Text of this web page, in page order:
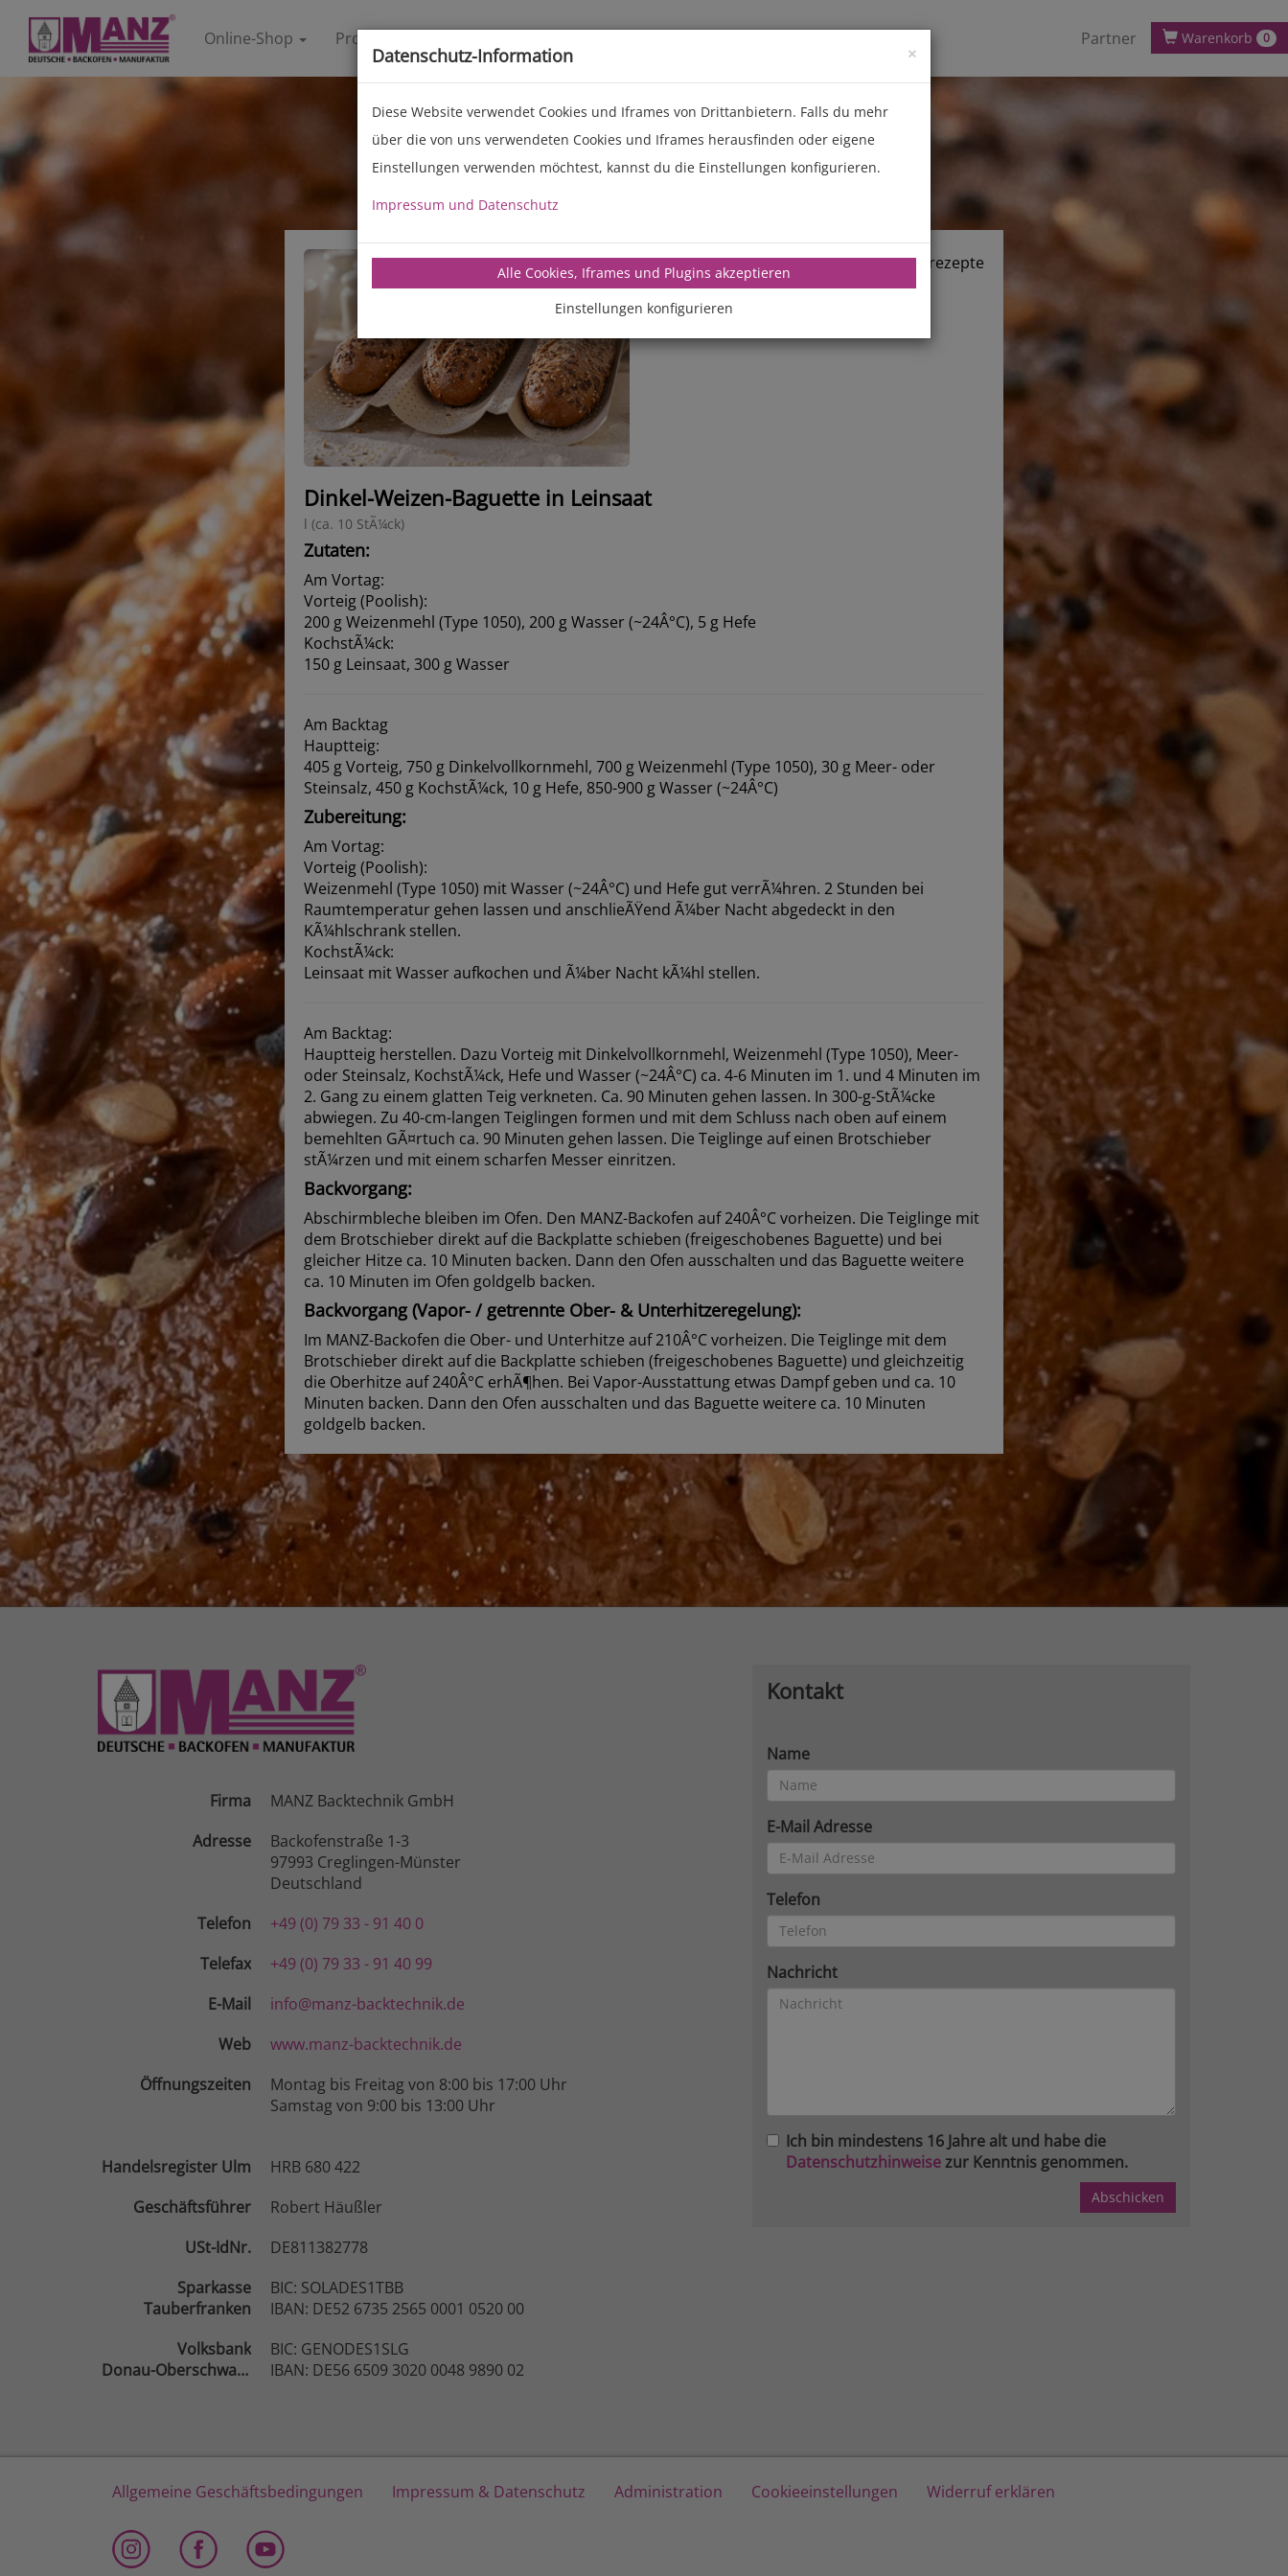
Online-Shop Produkte Partner Warenkorb 0
manz-backtechnik.de/rezepte
Dinkel-Weizen-Baguette in Leinsaat
l (ca. 10 StÃ¼ck)
Zutaten:
Am Vortag:
Vorteig (Poolish):
200 g Weizenmehl (Type 1050), 200 g Wasser (~24Â°C), 5 g Hefe
KochstÃ¼ck:
150 g Leinsaat, 300 g Wasser
Am Backtag
Hauptteig:
405 g Vorteig, 750 g Dinkelvollkornmehl, 700 g Weizenmehl (Type 1050), 30 g Meer- oder
Steinsalz, 450 g KochstÃ¼ck, 10 g Hefe, 850-900 g Wasser (~24Â°C)
Zubereitung:
Am Vortag:
Vorteig (Poolish):
Weizenmehl (Type 1050) mit Wasser (~24Â°C) und Hefe gut verrÃ¼hren. 2 Stunden bei
Raumtemperatur gehen lassen und anschlieÃŸend Ã¼ber Nacht abgedeckt in den
KÃ¼hlschrank stellen.
KochstÃ¼ck:
Leinsaat mit Wasser aufkochen und Ã¼ber Nacht kÃ¼hl stellen.
Am Backtag:
Hauptteig herstellen. Dazu Vorteig mit Dinkelvollkornmehl, Weizenmehl (Type 1050), Meer-
oder Steinsalz, KochstÃ¼ck, Hefe und Wasser (~24Â°C) ca. 4-6 Minuten im 1. und 4 Minuten im
2. Gang zu einem glatten Teig verkneten. Ca. 90 Minuten gehen lassen. In 300-g-StÃ¼cke
abwiegen. Zu 40-cm-langen Teiglingen formen und mit dem Schluss nach oben auf einem
bemehlten GÃ¤rtuch ca. 90 Minuten gehen lassen. Die Teiglinge auf einen Brotschieber
stÃ¼rzen und mit einem scharfen Messer einritzen.
Backvorgang:
Abschirmbleche bleiben im Ofen. Den MANZ-Backofen auf 240Â°C vorheizen. Die Teiglinge mit
dem Brotschieber direkt auf die Backplatte schieben (freigeschobenes Baguette) und bei
gleicher Hitze ca. 10 Minuten backen. Dann den Ofen ausschalten und das Baguette weitere
ca. 10 Minuten im Ofen goldgelb backen.
Backvorgang (Vapor- / getrennte Ober- & Unterhitzeregelung):
Im MANZ-Backofen die Ober- und Unterhitze auf 210Â°C vorheizen. Die Teiglinge mit dem
Brotschieber direkt auf die Backplatte schieben (freigeschobenes Baguette) und gleichzeitig
die Oberhitze auf 240Â°C erhÃ¶hen. Bei Vapor-Ausstattung etwas Dampf geben und ca. 10
Minuten backen. Dann den Ofen ausschalten und das Baguette weitere ca. 10 Minuten
goldgelb backen.
Firma
MANZ Backtechnik GmbH
Adresse
Backofenstraße 1-3
97993 Creglingen-Münster
Deutschland
Telefon
+49 (0) 79 33 - 91 40 0
Telefax
+49 (0) 79 33 - 91 40 99
E-Mail
info@manz-backtechnik.de
Web
www.manz-backtechnik.de
Öffnungszeiten
Montag bis Freitag von 8:00 bis 17:00 Uhr
Samstag von 9:00 bis 13:00 Uhr
Handelsregister Ulm
HRB 680 422
Geschäftsführer
Robert Häußler
USt-IdNr.
DE811382778
Sparkasse
Tauberfranken
BIC: SOLADES1TBB
IBAN: DE52 6735 2565 0001 0520 00
Volksbank
Donau-Oberschwaben
BIC: GENODES1SLG
IBAN: DE56 6509 3020 0048 9890 02
Kontakt
Name
E-Mail Adresse
Telefon
Nachricht
Ich bin mindestens 16 Jahre alt und habe die
Datenschutzhinweisezur Kenntnis genommen.
Allgemeine Geschäftsbedingungen Impressum & Datenschutz Administration Cookieeinstellungen Widerruf erklären
×
Datenschutz-Information
Diese Website verwendet Cookies und Iframes von Drittanbietern. Falls du mehr
über die von uns verwendeten Cookies und Iframes herausfinden oder eigene
Einstellungen verwenden möchtest, kannst du die Einstellungen konfigurieren.
Impressum und Datenschutz
Alle Cookies, Iframes und Plugins akzeptieren
Einstellungen konfigurieren